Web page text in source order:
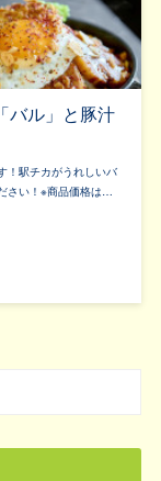
バル」と豚汁
！駅チカがうれしいバ
さい！※商品価格は…